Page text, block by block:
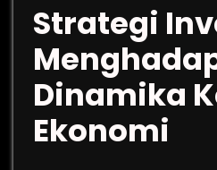
Strategi
Dinamika
Ekonomi